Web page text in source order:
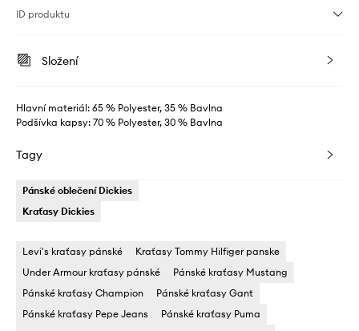
ID produktu
Složení
Hlavní materiál: 65 % Polyester, 35 % Bavlna
Podšívka kapsy: 70 % Polyester, 30 % Bavlna
Tagy
Pánské oblečení Dickies
Kraťasy Dickies
Levi's kraťasy pánské
Kraťasy Tommy Hilfiger panske
Under Armour kraťasy pánské
Pánské kraťasy Mustang
Pánské kraťasy Champion
Pánské kraťasy Gant
Pánské kraťasy Pepe Jeans
Pánské kraťasy Puma